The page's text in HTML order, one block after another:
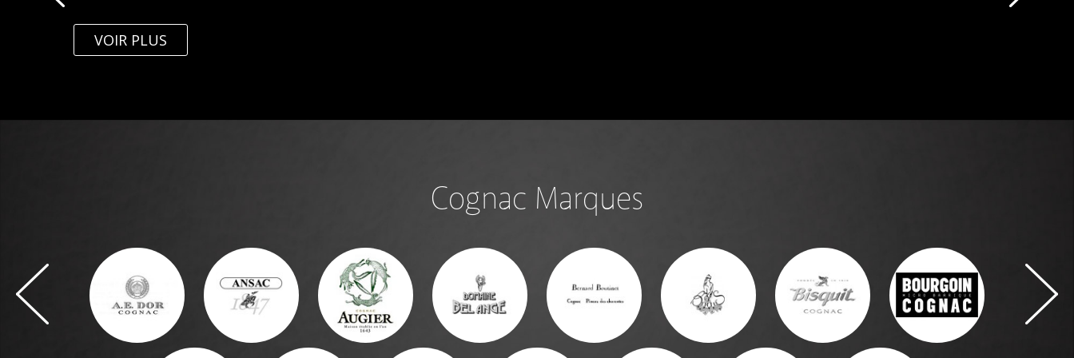
VOIR PLUS
Cognac Marques